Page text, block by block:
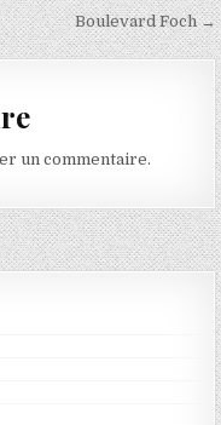
Boulevard Foch →
un commentaire.